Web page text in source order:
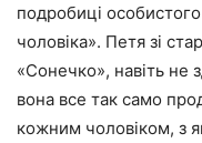
подробиці
чоловіка». Петя зі
«Сонечко», навіть не
вона все так само
кожним чоловіком, з